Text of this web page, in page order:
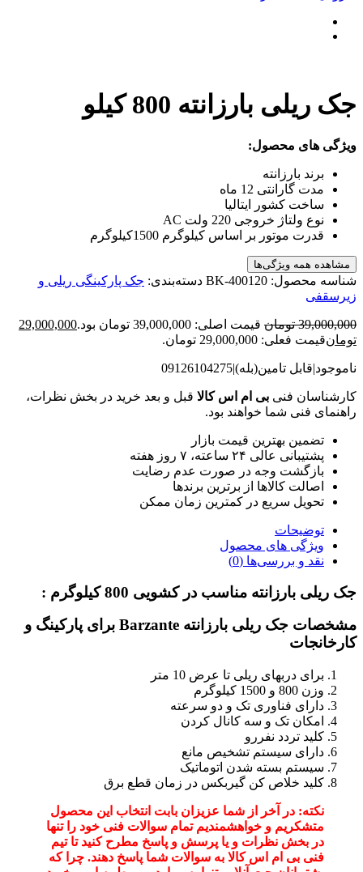
جک ریلی بارزانته 800 کیلو
ویژگی های محصول:
برند بارزانته
مدت گارانتی 12 ماه
ساخت کشور
ایتالیا
نوع ولتاژ خروجی 220 ولت AC
قدرت موتور بر اساس کیلوگرم 1500کیلوگرم
مشاهده همه ویژگی‌ها
شناسه محصول: BK-400120 دسته‌بندی: جک پارکینگی ریلی و
زیرسقفی
39,000,000 تومان قیمت اصلی: 39,000,000 تومان بود.
29,000,000
تومانقیمت فعلی: 29,000,000 تومان.
ناموجود|قابل تامین(بله)|09126104275
کارشناسان فنی بی ام اس کالا قبل و بعد خرید در بخش نظرات،
راهنمای فنی شما خواهند بود.
تضمین بهترین قیمت بازار
پشتیبانی عالی ۲۴ ساعته، ۷ روز هفته
بازگشت وجه در صورت عدم رضایت
اصالت کالاها از برترین برندها
تحویل سریع در کمترین زمان ممکن
توضیحات
ویژگی های محصول
نقد و بررسی‌ها (0)
جک ریلی بارزانته مناسب در کشویی 800 کیلوگرم :
مشخصات جک ریلی بارزانته Barzante برای پارکینگ و
کارخانجات
برای دربهای ریلی تا عرض 10 متر
وزن 800 و 1500 کیلوگرم
دارای فناوری تک و دو سرعته
امکان تک و سه کانال کردن
کلید تردد نفررو
دارای سیستم تشخیص مانع
سیستم بسته شدن اتوماتیک
کلید خلاص کن گیربکس در زمان قطع برق
نکته: در آخر از شما عزیزان بابت انتخاب این محصول
متشکریم و خواهشمندیم تمام سوالات فنی خود را تنها
در بخش نظرات و یا پرسش و پاسخ مطرح کنید تا تیم
فنی بی ام اس کالا به سوالات شما پاسخ دهند. چرا که